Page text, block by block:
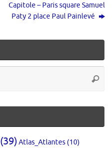
Capitole – Paris square Samuel
Paty 2 place Paul Painlevé
(39) Atlas_Atlantes (10)